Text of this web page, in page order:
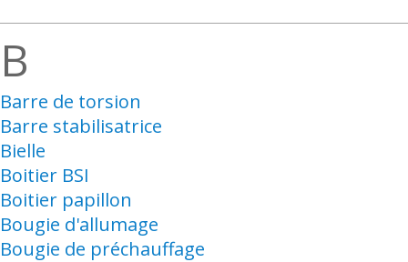
B
Barre de torsion
Barre stabilisatrice
Bielle
Boitier BSI
Boitier papillon
Bougie d'allumage
Bougie de préchauffage